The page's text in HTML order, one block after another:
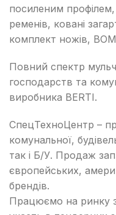
посиленим
ременів, ковані
комплект ножів,
Повний спектр
господарств та
виробника BERTI.
СпецТехноЦентр –
комунальної,
так і Б/У. Продаж
європейських,
брендів.
Працюємо на ринку